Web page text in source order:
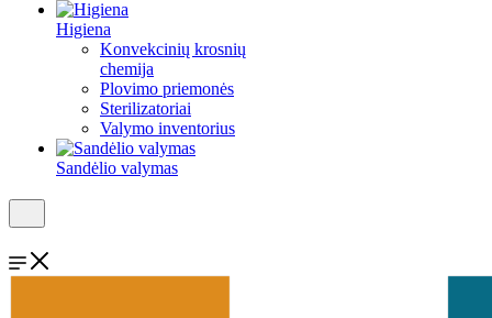
Higiena
Konvekcinių krosnių
chemija
Plovimo priemonės
Sterilizatoriai
Valymo inventorius
Sandėlio valymas